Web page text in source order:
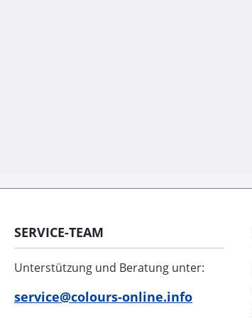
SERVICE-TEAM
Unterstützung und Beratung unter:
service@colours-online.info